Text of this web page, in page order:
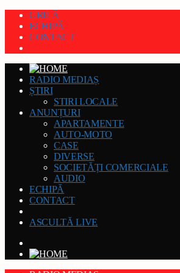
GRILĂ
ECHIPĂ
CONTACT
RADIO MEDIAȘ
ȘTIRI
STIRI LOCALE
ANUNȚURI
APARTAMENTE
AUTO-MOTO
CASE
DIVERSE
SOCIETĂȚI COMERCIALE
AUDIO
ECHIPĂ
CONTACT
ASCULTĂ LIVE